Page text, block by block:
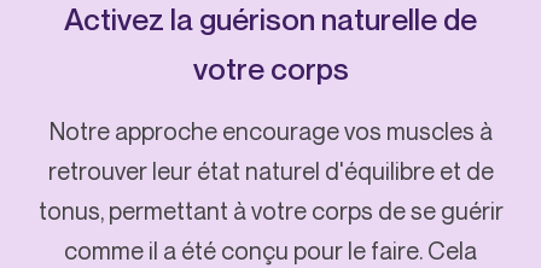
Activez la guérison naturelle de
votre corps
Notre approche encourage vos muscles à
retrouver leur état naturel d'équilibre et de
tonus, permettant à votre corps de se guérir
comme il a été conçu pour le faire. Cela